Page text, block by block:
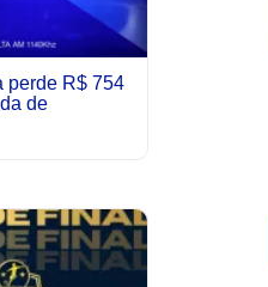
perde R$ 754
de